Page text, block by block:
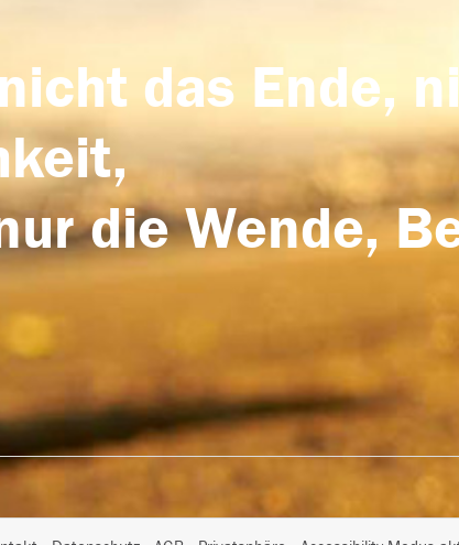
das Ende,
die Wende,